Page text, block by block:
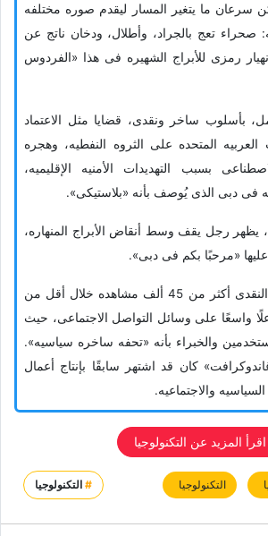
سرعان ما یتغیر المسار لیقدم صوره مختلفه
صحراء تعج بالجراد، وأطلال، ودخان ناتج عن
رمزی للأبراج الشهیره فی هذا «الفردوس
بأسلوب ساخر ونقدی، قضایا مثل الاعتماد
العربیه المتحده على الثروه النفطیه، وهجره
بسبب التهدیدات الأمنیه الإقلیمیه،
فی دبی الذی یُوصف بأنه «بلاستیکی».
یظهر رجل یقف وسط أنقاض الأبراج المنهاره،
«مرحبًا بکم فی دبی».
وقد حصد هذا العمل النقدی أکثر من 45 ألف مشاهده خلال أقل من
واسعًا على وسائل التواصل الاجتماعی، حیث
والخبراء بأنه «تحفه ساخره سیاسیه».
کان قد اشتهر سابقًا بإنتاج أعمال
والاجتماعیه.
اقرأ المزید عن التکنولوجیا
التکنولوجیا #التكنولوجيا